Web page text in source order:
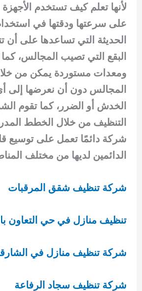
لأنها تعلم كيف تستخدم
على سرعتها ودقتها في
الحديثة التي تساعدها على
البقع التي تصيب المجالس،
ومعدات مستوردة يمكن من
المجالس دون أن نعرضها إلى
الخدش أو الضرر، كما تقوم
التنظيف من خلال الخطط
شركة دائمًا تعمل على توسيع
الدائمين لديها من مختلف
شركة تنظيف شقق المرقبات
تنظيف منازل في حي التعاون
شركة تنظيف منازل في
شركة تنظيف سجاد الرفاعة